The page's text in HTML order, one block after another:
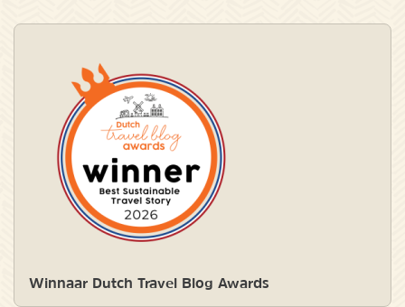
Winnaar Dutch Travel Blog Awards